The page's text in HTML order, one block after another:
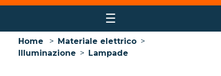
☰
Home > Materiale elettrico >
Illuminazione > Lampade